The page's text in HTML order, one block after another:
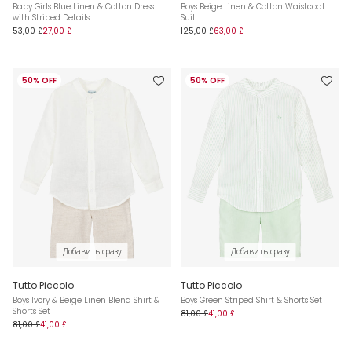
Baby Girls Blue Linen & Cotton Dress
with Striped Details
53,00 £27,00 £
Boys Beige Linen & Cotton Waistcoat
Suit
125,00 £63,00 £
50% OFF
Добавить сразу
Tutto Piccolo
Boys Ivory & Beige Linen Blend Shirt &
Shorts Set
81,00 £41,00 £
50% OFF
Добавить сразу
Tutto Piccolo
Boys Green Striped Shirt & Shorts Set
81,00 £41,00 £